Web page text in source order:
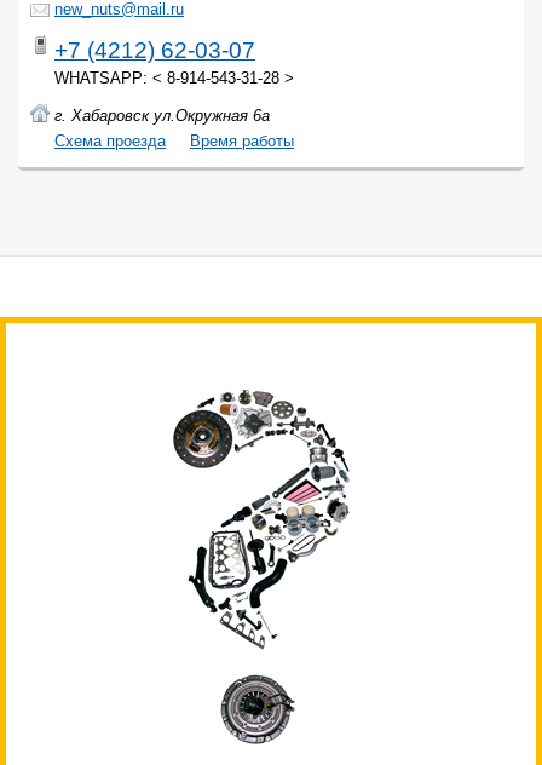
new_nuts@mail.ru
+7 (4212) 62-03-07
WHATSAPP: < 8-914-543-31-28 >
г. Хабаровск ул.Окружная 6а
Cхема проезда
Время работы